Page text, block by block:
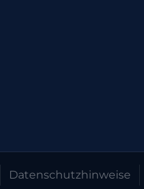
Datenschutz­hinweise